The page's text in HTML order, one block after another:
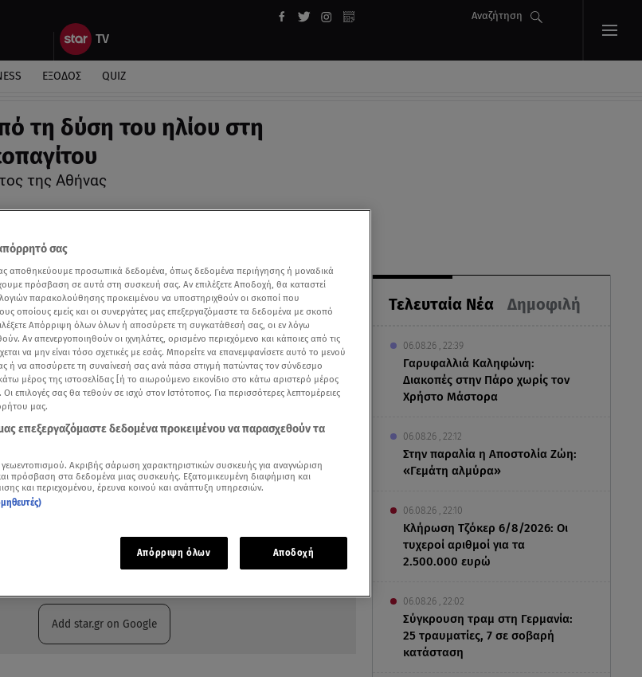
Αναζήτηση
ΕΞΟΔΟΣ QUIZ
τη δύση του ηλίου στη
της Αθήνας
Τελευταία Νέα Δημοφιλή
06.08.26 , 22:39
Γαρυφαλλιά Καληφώνη:
Διακοπές στην Πάρο χωρίς τον
Χρήστο Μάστορα
06.08.26 , 22:12
Στην παραλία η Αποστολία Ζώη:
«Γεμάτη αλμύρα»
06.08.26 , 22:10
Κλήρωση Τζόκερ 6/8/2026: Οι
τυχεροί αριθμοί για τα
2.500.000 ευρώ
06.08.26 , 22:02
Σύγκρουση τραμ στη Γερμανία:
25 τραυματίες, 7 σε σοβαρή
κατάσταση
στην αναζήτηση σας
σας
Add star.gr on Google
σας
αποθηκεύουμε προσωπικά δεδομένα, όπως δεδομένα περιήγησης ή μοναδικά
πρόσβαση σε αυτά στη συσκευή σας. Αν επιλέξετε Αποδοχή, θα καταστεί
παρακολούθησης προκειμένου να υποστηριχθούν οι σκοποί που
οποίους εμείς και οι συνεργάτες μας επεξεργαζόμαστε τα δεδομένα με σκοπό
Απόρριψη όλων όλων ή αποσύρετε τη συγκατάθεσή σας, οι εν λόγω
Αν απενεργοποιηθούν οι ιχνηλάτες, ορισμένο περιεχόμενο και κάποιες από τις
να μην είναι τόσο σχετικές με εσάς. Μπορείτε να επανεμφανίσετε αυτό το μενού
ή να αποσύρετε τη συναίνεσή σας ανά πάσα στιγμή πατώντας τον σύνδεσμο
μέρος της ιστοσελίδας [ή το αιωρούμενο εικονίδιο στο κάτω αριστερό μέρος
επιλογές σας θα τεθούν σε ισχύ στον Ιστότοπος. Για περισσότερες λεπτομέρειες
μας.
μας επεξεργαζόμαστε δεδομένα προκειμένου να παρασχεθούν τα
Ακριβής σάρωση χαρακτηριστικών συσκευής για αναγνώριση
πρόσβαση στα δεδομένα μιας συσκευής. Εξατομικευμένη διαφήμιση και
και περιεχομένου, έρευνα κοινού και ανάπτυξη υπηρεσιών.
Απόρριψη όλων Αποδοχή